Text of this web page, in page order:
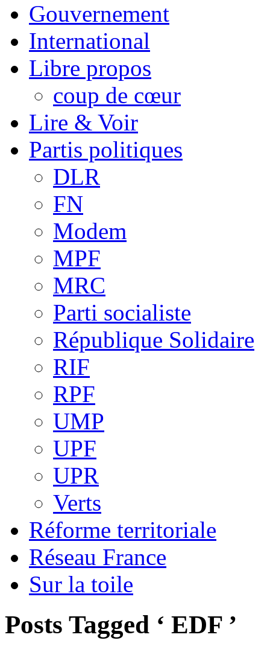
Gouvernement
International
Libre propos
coup de cœur
Lire & Voir
Partis politiques
DLR
FN
Modem
MPF
MRC
Parti socialiste
République Solidaire
RIF
RPF
UMP
UPF
UPR
Verts
Réforme territoriale
Réseau France
Sur la toile
Posts Tagged ‘ EDF ’